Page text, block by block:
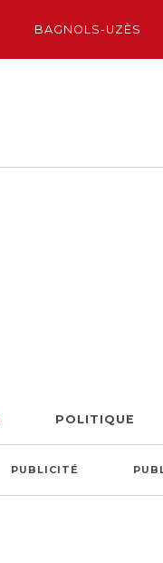
BAGNOLS-UZÈS
POLITIQUE
PUBLICITÉ